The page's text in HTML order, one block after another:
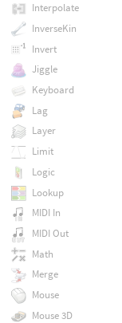
Interpolate
InverseKin
Invert
Jiggle
Keyboard
Lag
Layer
Limit
Logic
Lookup
MIDI In
MIDI Out
Math
Merge
Mouse
Mouse 3D